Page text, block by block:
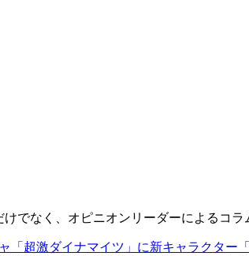
でなく、オピニオンリーダーによるコラ
超激ダイナマイツ」に新キャラクター